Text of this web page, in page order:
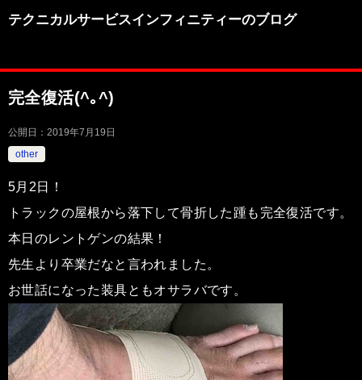
テクニカルサービスインフィニティーのブログ
完全復活(^｡^)
公開日： 2019年7月19日
other
5月2日！
トラックの屋根から落下して骨折した踵も完全復活です。
本日のレントゲンの結果！
先生より卒業だなと言われました。
お世話になった装具ともオサラバです。